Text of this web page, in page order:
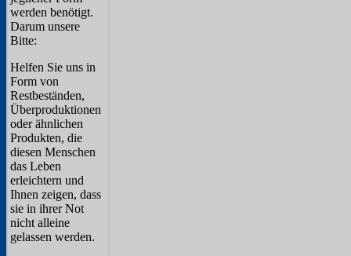
werden benötigt.
Darum unsere
Bitte:
Helfen Sie uns in
Form von
Restbeständen,
Überproduktionen
oder ähnlichen
Produkten, die
diesen Menschen
das Leben
erleichtern und
Ihnen zeigen, dass
sie in ihrer Not
nicht alleine
gelassen werden.